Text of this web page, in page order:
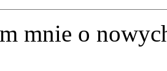
mnie o